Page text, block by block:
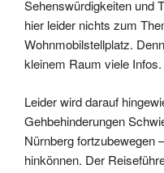
Sehenswürdigkeiten und
hier leider nichts zum
Wohnmobilstellplatz.
kleinem Raum viele Infos.
Leider wird darauf
Gehbehinderungen
Nürnberg fortzubewegen
hinkönnen. Der